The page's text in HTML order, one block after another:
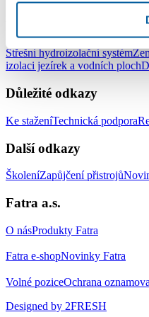
Střešní hydroizolační systém
izolaci jezírek a vodních ploch
Důležité odkazy
Ke staženíTechnická podpora
Další odkazy
ŠkoleníZapůjčení přistrojů
Fatra a.s.
O násProdukty Fatra
Fatra e-shopNovinky Fatra
Volné poziceOchrana
Designed by 2FRESH